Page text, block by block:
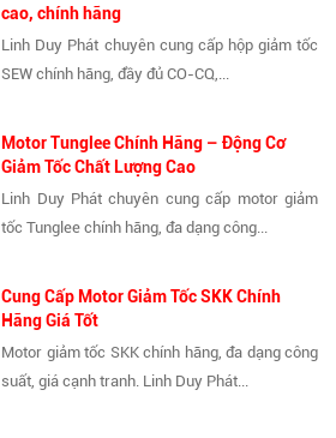
cao, chính hãng
Linh Duy Phát chuyên cung cấp hộp giảm tốc
SEW chính hãng, đầy đủ CO-CQ,...
Motor Tunglee Chính Hãng – Động Cơ
Giảm Tốc Chất Lượng Cao
Linh Duy Phát chuyên cung cấp motor giảm
tốc Tunglee chính hãng, đa dạng công...
Cung Cấp Motor Giảm Tốc SKK Chính
Hãng Giá Tốt
Motor giảm tốc SKK chính hãng, đa dạng công
suất, giá cạnh tranh. Linh Duy Phát...